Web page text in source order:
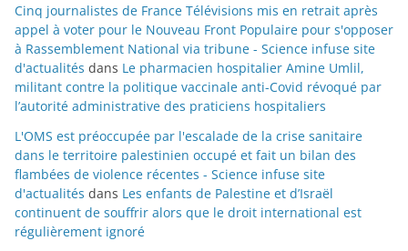
Cinq journalistes de France Télévisions mis en retrait après
appel à voter pour le Nouveau Front Populaire pour s'opposer
à Rassemblement National via tribune - Science infuse site
d'actualités dans Le pharmacien hospitalier Amine Umlil,
militant contre la politique vaccinale anti-Covid révoqué par
l’autorité administrative des praticiens hospitaliers
L'OMS est préoccupée par l'escalade de la crise sanitaire
dans le territoire palestinien occupé et fait un bilan des
flambées de violence récentes - Science infuse site
d'actualités dans Les enfants de Palestine et d’Israël
continuent de souffrir alors que le droit international est
régulièrement ignoré